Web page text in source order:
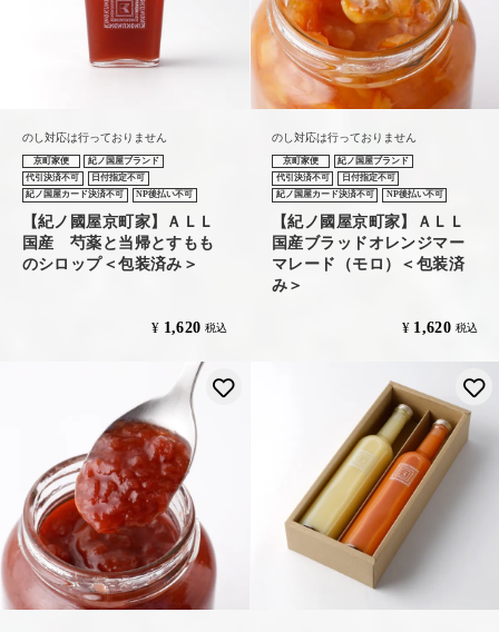
のし対応は行っておりません
京町家便
紀ノ国屋ブランド
代引決済不可
日付指定不可
紀ノ国屋カード決済不可
NP後払い不可
【紀ノ國屋京町家】ＡＬＬ
国産 芍薬と当帰とすもも
のシロップ＜包装済み＞
¥ 1,620 税込
のし対応は行っておりません
京町家便
紀ノ国屋ブランド
代引決済不可
日付指定不可
紀ノ国屋カード決済不可
NP後払い不可
【紀ノ國屋京町家】ＡＬＬ
国産ブラッドオレンジマー
マレード（モロ）＜包装済
み＞
¥ 1,620 税込
お気に入りに登録する